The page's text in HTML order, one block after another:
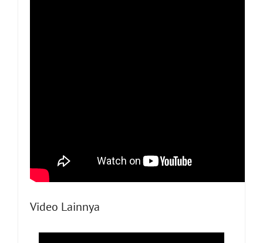
Video Lainnya